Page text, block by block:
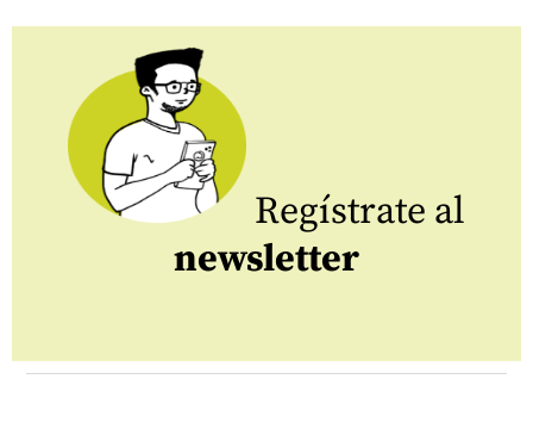
Regístrate al
newsletter